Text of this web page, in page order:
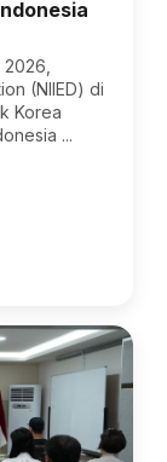
(NIIED) di
Korea
...